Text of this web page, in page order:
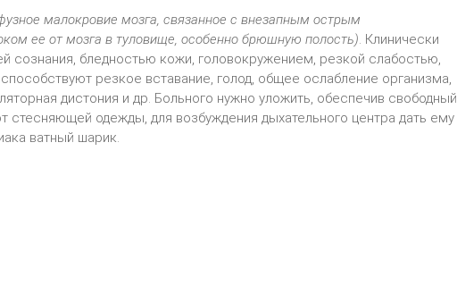
малокровие мозга, связанное с внезапным острым
ее от мозга в туловище, особенно брюшную полость). Клинически
сознания, бледностью кожи, головокружением, резкой слабостью,
резкое вставание, голод, общее ослабление организма,
дистония и др. Больного нужно уложить, обеспечив свободный
стесняющей одежды, для возбуждения дыхательного центра дать ему
ватный шарик.